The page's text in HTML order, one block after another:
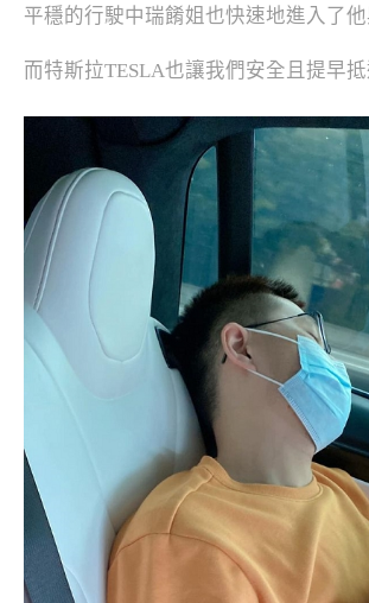
平穩的行駛中瑞餚姐也快速地進入了
而特斯拉TESLA也讓我們安全且提早抵